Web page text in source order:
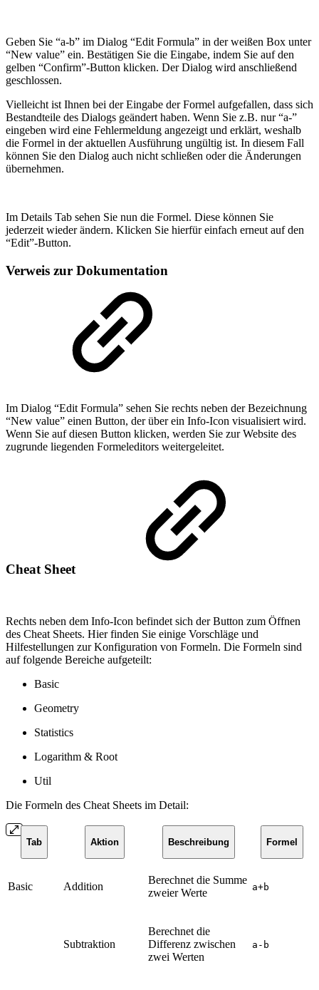
Geben Sie “a-b” im Dialog “Edit Formula” in der weißen Box unter
“New value” ein. Bestätigen Sie die Eingabe, indem Sie auf den
gelben “Confirm”-Button klicken. Der Dialog wird anschließend
geschlossen.
Vielleicht ist Ihnen bei der Eingabe der Formel aufgefallen, dass sich
Bestandteile des Dialogs geändert haben. Wenn Sie z.B. nur “a-”
eingeben wird eine Fehlermeldung angezeigt und erklärt, weshalb
die Formel in der aktuellen Ausführung ungültig ist. In diesem Fall
können Sie den Dialog auch nicht schließen oder die Änderungen
übernehmen.
Im Details Tab sehen Sie nun die Formel. Diese können Sie
jederzeit wieder ändern. Klicken Sie hierfür einfach erneut auf den
“Edit”-Button.
Verweis zur Dokumentation
Im Dialog “Edit Formula” sehen Sie rechts neben der Bezeichnung
“New value” einen Button, der über ein Info-Icon visualisiert wird.
Wenn Sie auf diesen Button klicken, werden Sie zur Website des
zugrunde liegenden Formeleditors weitergeleitet.
Cheat Sheet
Rechts neben dem Info-Icon befindet sich der Button zum Öffnen
des Cheat Sheets. Hier finden Sie einige Vorschläge und
Hilfestellungen zur Konfiguration von Formeln. Die Formeln sind
auf folgende Bereiche aufgeteilt:
Basic
Geometry
Statistics
Logarithm & Root
Util
Die Formeln des Cheat Sheets im Detail:
Tab Aktion Beschreibung Formel
Basic Addition
Berechnet die Summe
zweier Werte
a+b
Subtraktion
Berechnet die
Differenz zwischen
zwei Werten
a-b